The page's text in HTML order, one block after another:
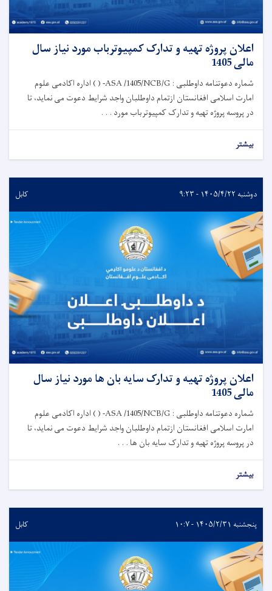
اعلان پروژه تهیه و تدارک کمپیوترباب مورد نیاز سال
مالی 1405
شماره دعوتنامه داوطلبی : ASA /1405/NCB/G- ( ) اداره اکادمی علوم
امارت اسلامی افغانستان ازتمام داوطلبان واجد شرایط دعوت می نماید، تا
در پروسه پروژه تهیه و تدارک کمپیوترباب مورد . . .
بیشتر
دوشنبه ۱۴۰۵/۴/۲۲ - ۹:۲۳ کابل
اعلان پروژه تهیه و تدارک سایه بان ها مورد نیاز سال
مالی 1405
شماره دعوتنامه داوطلبی : ASA /1405/NCB/G- ( ) اداره اکادمی علوم
امارت اسلامی افغانستان ازتمام داوطلبان واجد شرایط دعوت می نماید، تا
در پروسه پروژه تهیه و تدارک سایه بان ها . . .
بیشتر
پنجشنبه ۱۴۰۵/۲/۳۱ - ۱۰:۷ کابل